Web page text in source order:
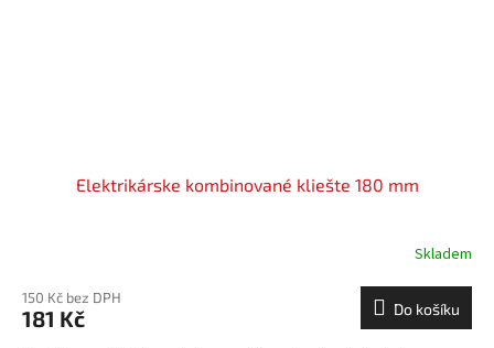
Elektrikárske kombinované kliešte 180 mm
Skladem
150 Kč bez DPH
181 Kč Do košíku